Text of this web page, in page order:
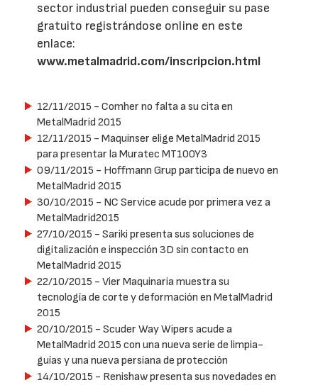
sector industrial pueden conseguir su pase
gratuito registrándose online en este
enlace:
www.metalmadrid.com/inscripcion.html
12/11/2015 - Comher no falta a su cita en
MetalMadrid 2015
12/11/2015 - Maquinser elige MetalMadrid 2015
para presentar la Muratec MT100Y3
09/11/2015 - Hoffmann Grup participa de nuevo en
MetalMadrid 2015
30/10/2015 - NC Service acude por primera vez a
MetalMadrid2015
27/10/2015 - Sariki presenta sus soluciones de
digitalización e inspección 3D sin contacto en
MetalMadrid 2015
22/10/2015 - Vier Maquinaria muestra su
tecnología de corte y deformación en MetalMadrid
2015
20/10/2015 - Scuder Way Wipers acude a
MetalMadrid 2015 con una nueva serie de limpia-
guías y una nueva persiana de protección
14/10/2015 - Renishaw presenta sus novedades en